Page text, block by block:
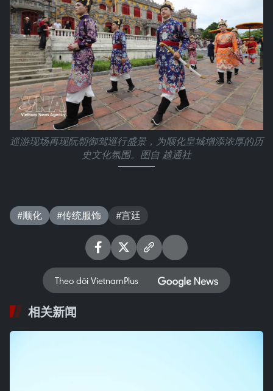
巡游现场再现阮朝御驾巡行盛景，为顺化皇城增添浓厚的历
史文化氛围。图自 越通社
#顺化 #传统服饰 #宫廷
Theo dõi VietnamPlus
相关新闻